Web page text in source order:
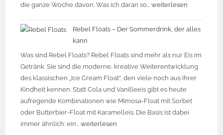
die ganze Woche davon. Was ich daran so…weiterlesen
Rebel Floats – Der Sommerdrink, der alles
kann
Was sind Rebel Floats? Rebel Floats sind mehr als nur Eis im
Getränk. Sie sind die moderne, kreative Weiterentwicklung
des klassischen „Ice Cream Float“, den viele noch aus ihrer
Kindheit kennen. Statt Cola und Vanilleeis gibt es heute
aufregende Kombinationen wie Mimosa-Float mit Sorbet
oder Butterbier-Float mit Karamelleis. Die Basis ist dabei
immer ähnlich: ein…weiterlesen